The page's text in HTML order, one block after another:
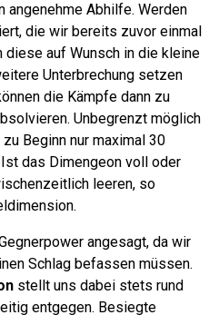
Abhilfe. Werden
die wir bereits zuvor einmal
auf Wunsch in die kleine
Unterbrechung setzen
die Kämpfe dann zu
Unbegrenzt möglich
Beginn nur maximal 30
das Dimengeon voll oder
leeren, so
angesagt, da wir
Schlag befassen müssen.
stellt uns dabei stets rund
entgegen. Besiegte